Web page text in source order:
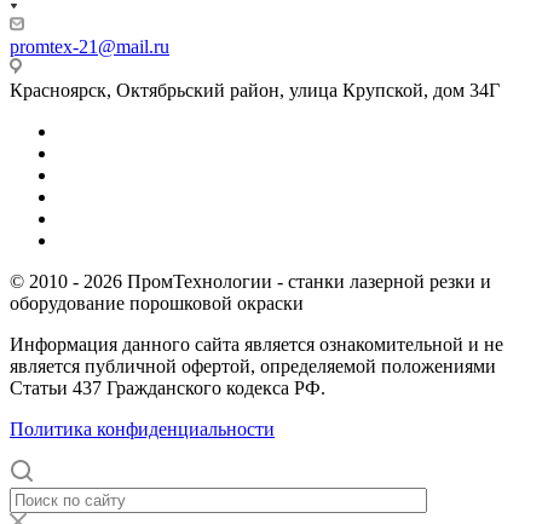
promtex-21@mail.ru
Красноярск, Октябрьский район, улица Крупской, дом 34Г
© 2010 - 2026 ПромТехнологии - станки лазерной резки и
оборудование порошковой окраски
Информация данного сайта является ознакомительной и не
является публичной офертой, определяемой положениями
Статьи 437 Гражданского кодекса РФ.
Политика конфиденциальности